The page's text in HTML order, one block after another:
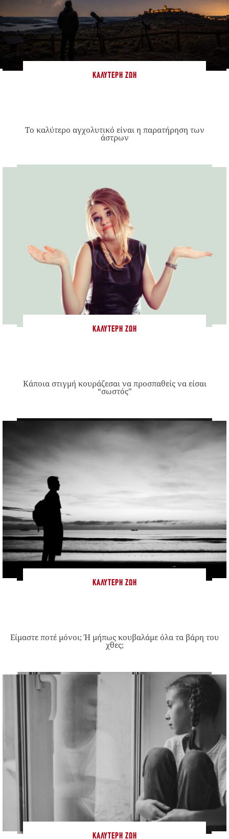
ΚΑΛΎΤΕΡΗ ΖΩΉ
Το καλύτερο αγχολυτικό είναι η παρατήρηση των
άστρων
ΚΑΛΎΤΕΡΗ ΖΩΉ
Κάποια στιγμή κουράζεσαι να προσπαθείς να είσαι
“σωστός”
ΚΑΛΎΤΕΡΗ ΖΩΉ
Είμαστε ποτέ μόνοι; Ή μήπως κουβαλάμε όλα τα βάρη του
χθες;
ΚΑΛΎΤΕΡΗ ΖΩΉ